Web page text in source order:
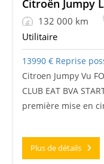
Citroën Jumpy
132 000 km
Utilitaire
13990€ Reprise
Citroen Jumpy Vu
CLUB EAT BVA
première mise en
Plus de détails